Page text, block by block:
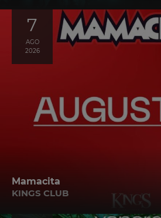
7
AGO
2026
Mamacita
KINGS CLUB